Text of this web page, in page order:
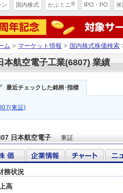
ン 国内株式 かぶミニ® IPO・PO
ム > マーケット情報 > 国内株式株価検索
本航空電子工業(6807) 業績
最近チェックした銘柄･指標
東証)
日本航空電子 東証